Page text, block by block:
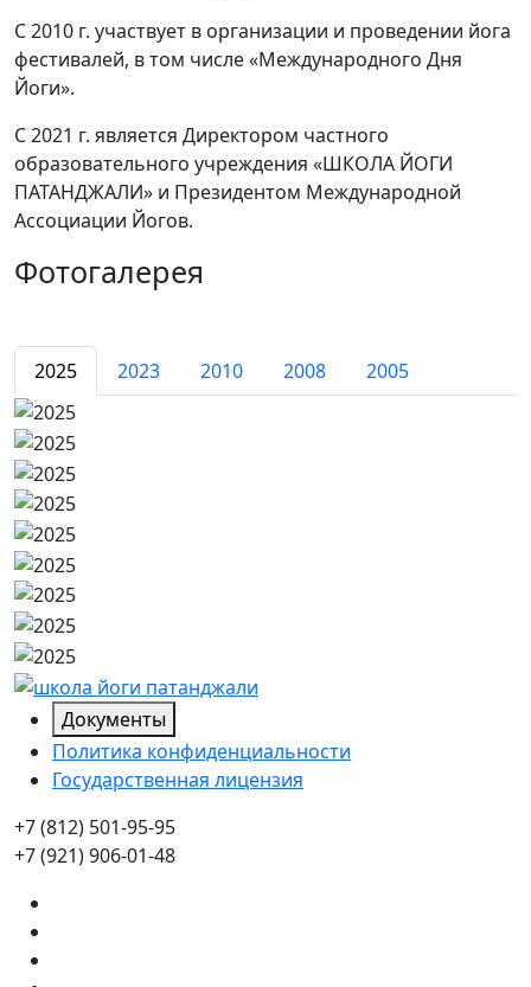
С 2010 г. участвует в организации и проведении йога
фестивалей, в том числе «Международного Дня
Йоги».
С 2021 г. является Директором частного
образовательного учреждения «ШКОЛА ЙОГИ
ПАТАНДЖАЛИ» и Президентом Международной
Ассоциации Йогов.
Фотогалерея
2025 2023 2010 2008 2005
Документы
Политика конфиденциальности
Государственная лицензия
+7 (812) 501-95-95
+7 (921) 906-01-48